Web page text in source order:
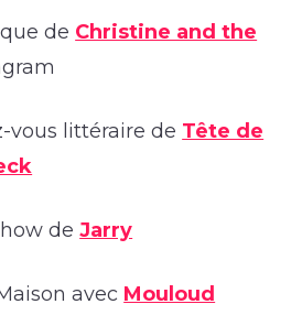
de Christine and the
vous littéraire de Tête de
deJarry
avec Mouloud